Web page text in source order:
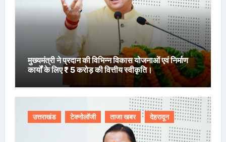
मुख्यमंत्री ने प्रदान की विभिन्न विकास योजनाओं एवं निर्माण
कार्यों के लिए ₹ 5 करोड़ की वित्तीय स्वीकृति।
उत्तराखंड टेक्नोलॉजी ताजा खबर देहरादून